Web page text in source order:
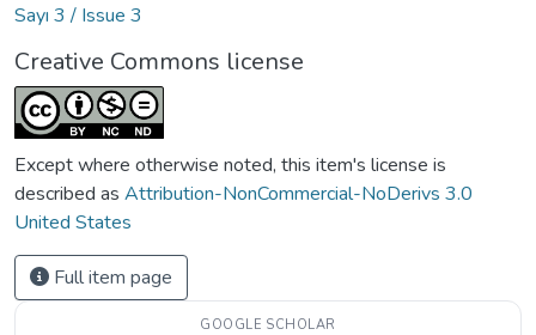
Sayı 3 / Issue 3
Creative Commons license
Except where otherwise noted, this item's license is
described as Attribution-NonCommercial-NoDerivs 3.0
United States
Full item page
GOOGLE SCHOLAR